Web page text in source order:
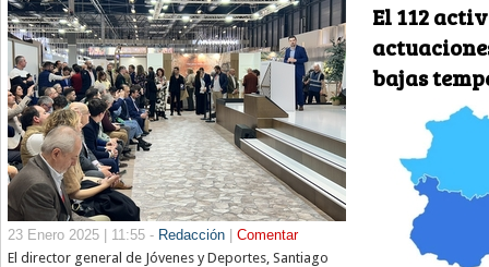
23 Enero 2025 | 11:55 - Redacción| Comentar
El director general de Jóvenes y Deportes, Santiago
El 112
bajas